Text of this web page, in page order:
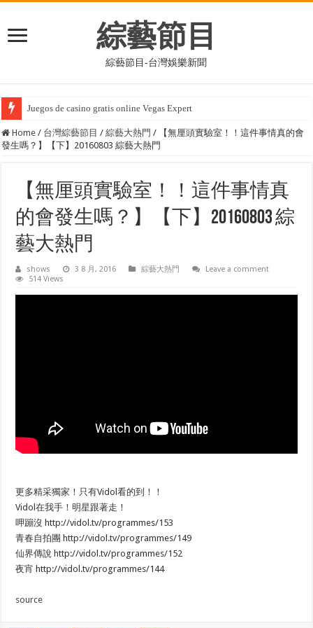
綜藝節目
綜藝節目-台灣娛樂新聞
Trouvez un Casino jeux à proximité !
Home / 台灣綜藝節目 / 綜藝大熱門 /
【無厘頭實驗室！！這件事情真的會
發生嗎？】【下】20160803 綜藝大熱門
【無厘頭實驗室！！這件事情真
的會發生嗎？】【下】20160803 綜
藝大熱門
shows 3 8 月, 2016 綜藝大熱門
Leave a comment
514 Views
更多精采獨家！只有Vidol看的到！！
Vidol在我手！明星跟著走！
呷蹦沒 http://vidol.tv/programmes/153
青春自拍團 http://vidol.tv/programmes/149
仙界傳說 http://vidol.tv/programmes/152
夜宵 http://vidol.tv/programmes/144
source